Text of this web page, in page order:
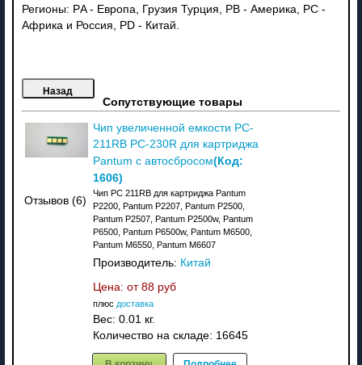
Регионы: РA - Европа, Грузия Турция, PB - Америка, PC -
Африка и Россия, PD - Китай.
Сопутствующие товары
Отзывов (6)
Чип увеличенной емкости PC-
211RB PC-230R для картриджа
Pantum с автосбросом(Код:
1606)
Чип PC 211RB для картриджа Pantum
P2200, Pantum P2207, Pantum P2500,
Pantum P2507, Pantum P2500w, Pantum
P6500, Pantum P6500w, Pantum M6500,
Pantum M6550, Pantum M6607
Производитель: Китай
Цена: от 88 руб
плюс доставка
Вес: 0.01 кг.
Количество на складе: 16645